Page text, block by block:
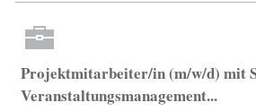
Projektmitarbeiter/in (m/w/d) mit
Veranstaltungsmanagement...